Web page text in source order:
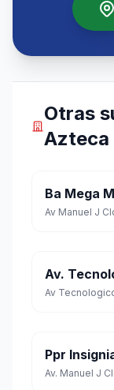
Otras
Azteca
Ba Mega
Av.
Ppr